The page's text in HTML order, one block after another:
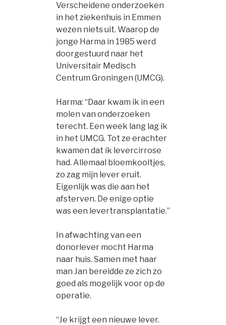
Verscheidene onderzoeken
in het ziekenhuis in Emmen
wezen niets uit. Waarop de
jonge Harma in 1985 werd
doorgestuurd naar het
Universitair Medisch
Centrum Groningen (UMCG).
Harma: “Daar kwam ik in een
molen van onderzoeken
terecht. Een week lang lag ik
in het UMCG. Tot ze erachter
kwamen dat ik levercirrose
had. Allemaal bloemkooltjes,
zo zag mijn lever eruit.
Eigenlijk was die aan het
afsterven. De enige optie
was een levertransplantatie.”
In afwachting van een
donorlever mocht Harma
naar huis. Samen met haar
man Jan bereidde ze zich zo
goed als mogelijk voor op de
operatie.
“Je krijgt een nieuwe lever.